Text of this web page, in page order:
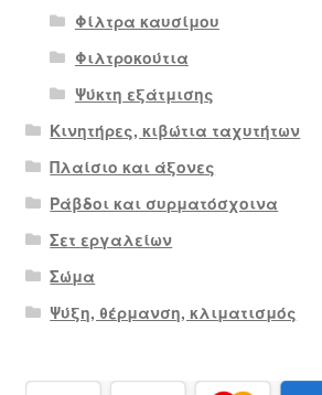
Φίλτρα καυσίμου
Φιλτροκούτια
Ψύκτη εξάτμισης
Κινητήρες, κιβώτια ταχυτήτων
Πλαίσιο και άξονες
Ράβδοι και συρματόσχοινα
Σετ εργαλείων
Σώμα
Ψύξη, θέρμανση, κλιματισμός